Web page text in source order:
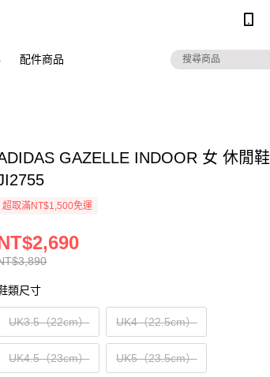
配件商品
GAZELLE INDOOR 女 休閒鞋
超取滿NT$1,500免運
類尺寸
UK3.5（22cm） UK4（22.5cm）
UK4.5（23cm） UK5（23.5cm）